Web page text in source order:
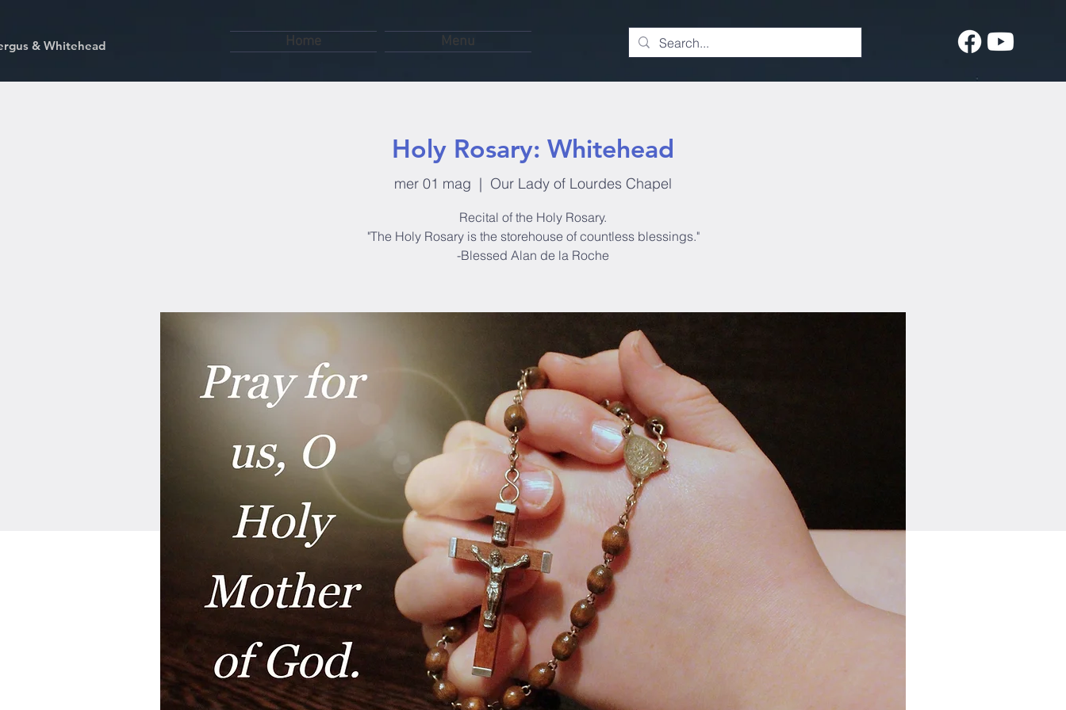
& Whitehead Home Menu
Holy Rosary: Whitehead
mer 01 mag
  |
Our Lady of Lourdes Chapel
Recital of the Holy Rosary.
"The Holy Rosary is the storehouse of countless blessings."
-Blessed Alan de la Roche